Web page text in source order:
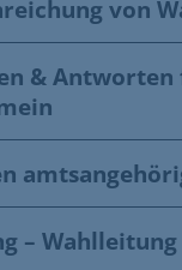
von
&
– Wahlleitung